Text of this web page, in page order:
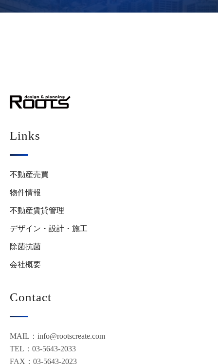
Links
不動産売買
物件情報
不動産賃貸管理
デザイン・設計・施工
除菌抗菌
会社概要
Contact
MAIL：info@rootscreate.com
TEL：03-5643-2033
FAX：03-5643-2023